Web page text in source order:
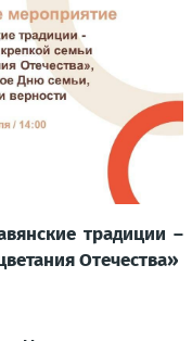
традиции –
Отечества»